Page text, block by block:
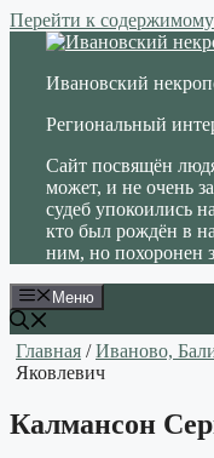
Перейти к содержимому
Ивановский
Региональный
Сайт посвящён
может, и не очень
судеб упокоились
кто был рождён в
ним, но похоронен
Меню
Главная /Иваново,
Яковлевич
Калмансон